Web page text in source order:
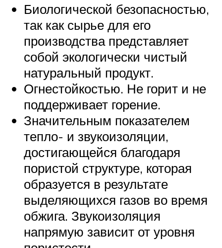
Биологической безопасностью,
так как сырье для его
производства представляет
собой экологически чистый
натуральный продукт.
Огнестойкостью. Не горит и не
поддерживает горение.
Значительным показателем
тепло- и звукоизоляции,
достигающейся благодаря
пористой структуре, которая
образуется в результате
выделяющихся газов во время
обжига. Звукоизоляция
напрямую зависит от уровня